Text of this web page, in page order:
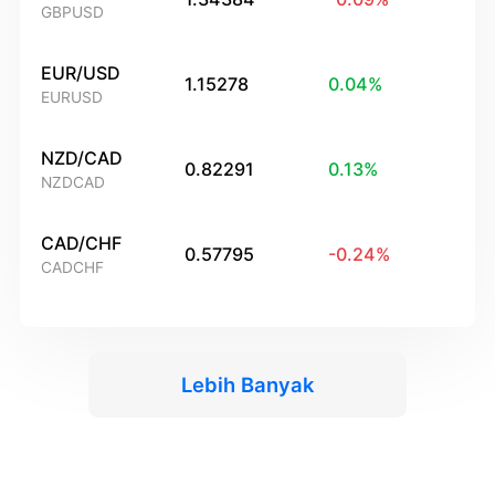
GBPUSD
EUR/USD
EURUSD
1.15278 0.04%
NZD/CAD
NZDCAD
0.82291 0.13%
CAD/CHF
CADCHF
0.57795 -0.24%
Lebih Banyak